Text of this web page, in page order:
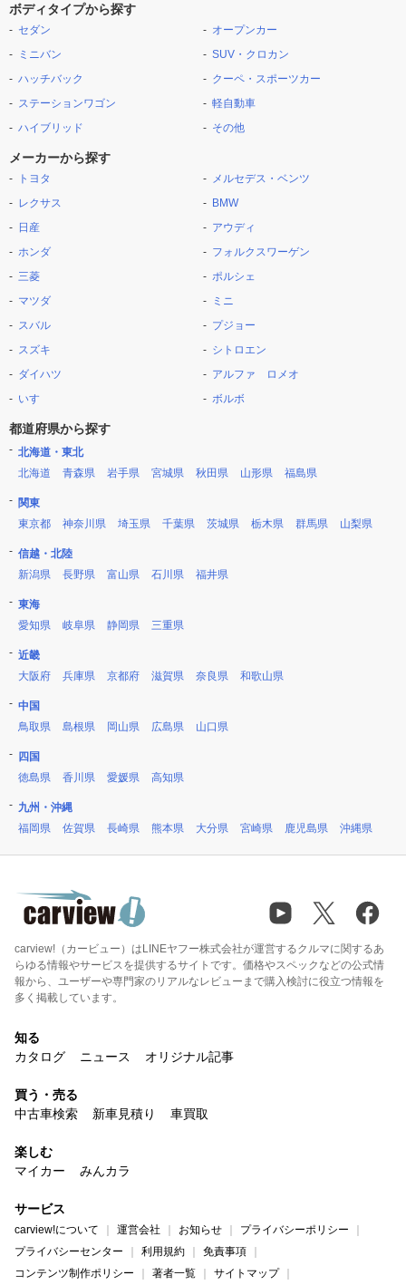
ボディタイプから探す
セダン
ミニバン
ハッチバック
ステーションワゴン
ハイブリッド
オープンカー
SUV・クロカン
クーペ・スポーツカー
軽自動車
その他
メーカーから探す
トヨタ
レクサス
日産
ホンダ
三菱
マツダ
スバル
スズキ
ダイハツ
いすゞ
メルセデス・ベンツ
BMW
アウディ
フォルクスワーゲン
ポルシェ
ミニ
プジョー
シトロエン
アルファ ロメオ
ボルボ
都道府県から探す
北海道・東北
北海道
青森県 岩手県 宮城県 秋田県 山形県 福島県
関東
東京都
神奈川県 埼玉県 千葉県 茨城県 栃木県 群馬県 山梨県
信越・北陸
新潟県
長野県 富山県 石川県 福井県
東海
愛知県
岐阜県 静岡県 三重県
近畿
大阪府
兵庫県 京都府 滋賀県 奈良県 和歌山県
中国
鳥取県
島根県 岡山県 広島県 山口県
四国
徳島県
香川県 愛媛県 高知県
九州・沖縄
福岡県
佐賀県 長崎県 熊本県 大分県 宮崎県 鹿児島県 沖縄県
carview!（カービュー）はLINEヤフー株式会社が運営するクルマに関するあ
らゆる情報やサービスを提供するサイトです。価格やスペックなどの公式情
報から、ユーザーや専門家のリアルなレビューまで購入検討に役立つ情報を
多く掲載しています。
知る
カタログ
ニュース オリジナル記事
買う・売る
中古車検索
新車見積り 車買取
楽しむ
マイカー
みんカラ
サービス
carview!について 運営会社 お知らせ
プライバシーポリシー
プライバシーセンター
利用規約
免責事項
コンテンツ制作ポリシー
著者一覧 サイトマップ